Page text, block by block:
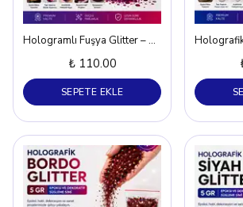
Hologramlı Fuşya Glitter – 5 gr
₺ 110.00
SEPETE EKLE